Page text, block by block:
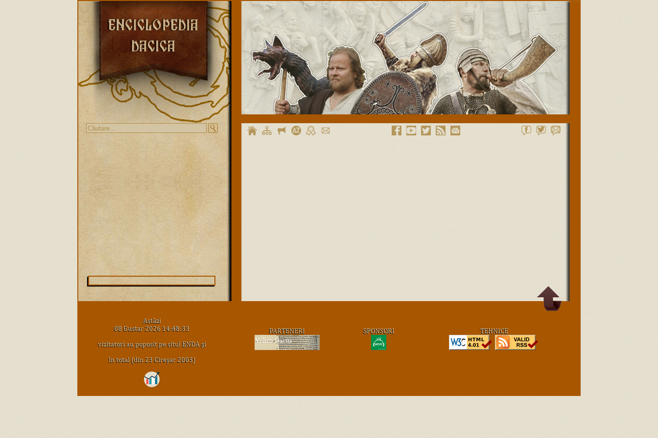
Astăzi
08 Gustar 2026 14:48:33
vizitatori au poposit pe situl ENDA şi
în total (din 23 Cireşar 2003)
PARTENERI SPONSORI TEHNICE